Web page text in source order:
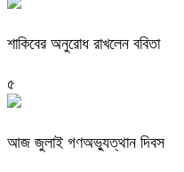
শাকিবের অনুরোধ রাখলেন ববিতা
৫
আজ জুলাই গণঅভ্যুত্থান দিবস